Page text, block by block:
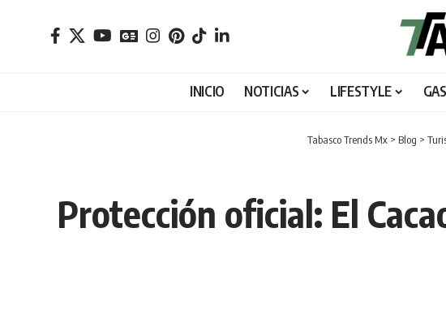
INICIO NOTICIAS LIFESTYLE
Tabasco Trends Mx > Blog >
Protección oficial: El